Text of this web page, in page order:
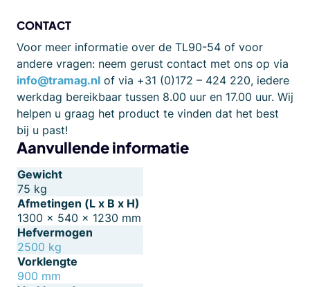
CONTACT
Voor meer informatie over de TL90-54 of voor
andere vragen: neem gerust contact met ons op via
info@tramag.nl of via +31 (0)172 – 424 220, iedere
werkdag bereikbaar tussen 8.00 uur en 17.00 uur. Wij
helpen u graag het product te vinden dat het best
bij u past!
Aanvullende informatie
Gewicht
75 kg
Afmetingen (L x B x H)
1300 × 540 × 1230 mm
Hefvermogen
2500 kg
Vorklengte
900 mm